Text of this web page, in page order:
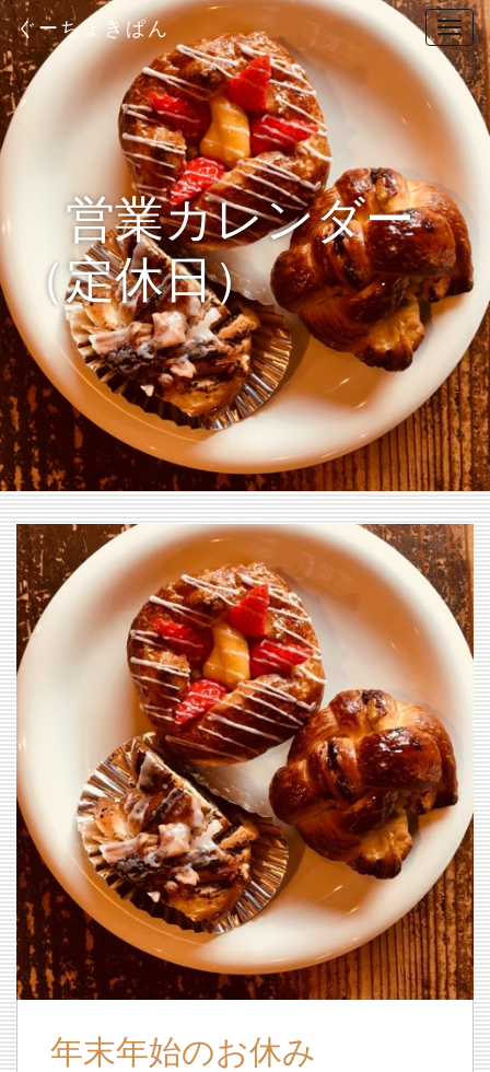
T
o
g
l
a
v
i
g
a
o
n
ぐーちょきぱん
営業カレンダー
（定休日）
年末年始のお休み